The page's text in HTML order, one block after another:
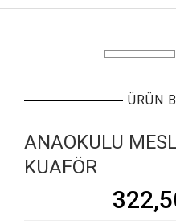
ÜRÜN
ANAOKULU
KUAFÖR